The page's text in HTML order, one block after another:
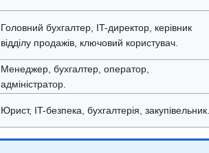
Головний бухгалтер, IT-директор, керівник
відділу продажів, ключовий користувач.
Менеджер, бухгалтер, оператор,
адміністратор.
Юрист, IT-безпека, бухгалтерія, закупівельник.